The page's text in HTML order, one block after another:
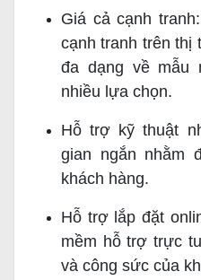
Giá cả cạnh
cạnh tranh trên
đa dạng về mẫu
nhiều lựa chọn.
Hỗ trợ kỹ thuật
gian ngắn nhằm
khách hàng.
Hỗ trợ lắp đặt
mềm hỗ trợ trực
và công sức của